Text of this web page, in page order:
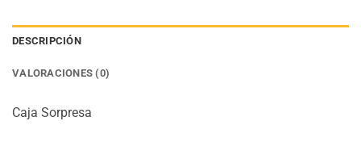
DESCRIPCIÓN
VALORACIONES (0)
Caja Sorpresa